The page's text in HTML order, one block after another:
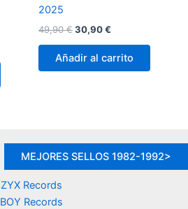
2025
49,90€El
original
era:
30,90€
actual
es:
Añadir al carrito
MEJORES SELLOS 1982-1992>
ZYX Records
BOY Records